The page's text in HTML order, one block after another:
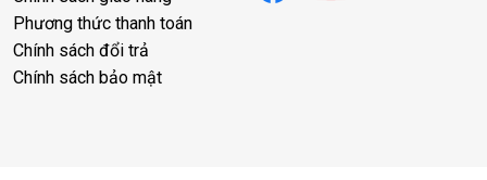
Phương thức thanh toán
Chính sách đổi trả
Chính sách bảo mật